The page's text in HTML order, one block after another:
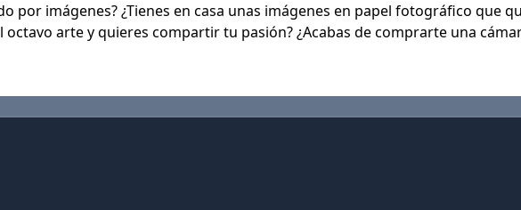
por imágenes? ¿Tienes en casa unas imágenes en papel fotográfico que
octavo arte y quieres compartir tu pasión? ¿Acabas de comprarte una